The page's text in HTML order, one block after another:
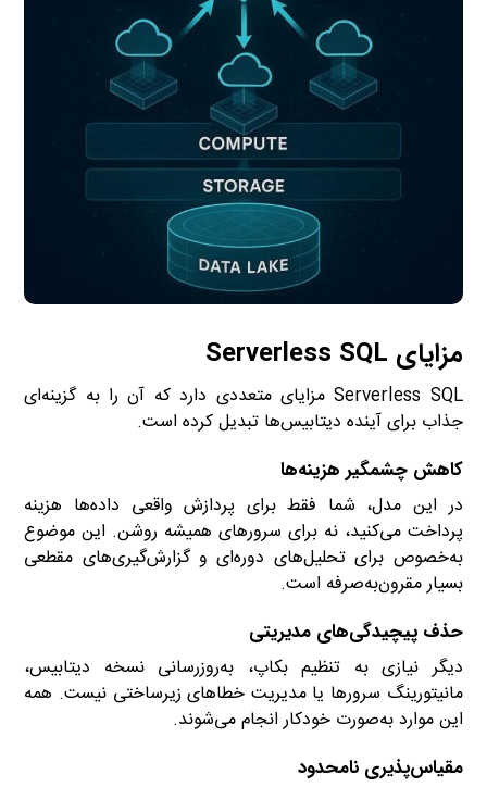
مزایای Serverless SQL
Serverless SQL مزایای متعددی دارد که آن را به گزینه‌ای
جذاب برای آینده دیتابیس‌ها تبدیل کرده است.
کاهش چشمگیر هزینه‌ها
در این مدل، شما فقط برای پردازش واقعی داده‌ها هزینه
پرداخت می‌کنید، نه برای سرورهای همیشه روشن. این موضوع
به‌خصوص برای تحلیل‌های دوره‌ای و گزارش‌گیری‌های مقطعی
بسیار مقرون‌به‌صرفه است.
حذف پیچیدگی‌های مدیریتی
دیگر نیازی به تنظیم بکاپ، به‌روزرسانی نسخه دیتابیس،
مانیتورینگ سرورها یا مدیریت خطاهای زیرساختی نیست. همه
این موارد به‌صورت خودکار انجام می‌شوند.
مقیاس‌پذیری نامحدود